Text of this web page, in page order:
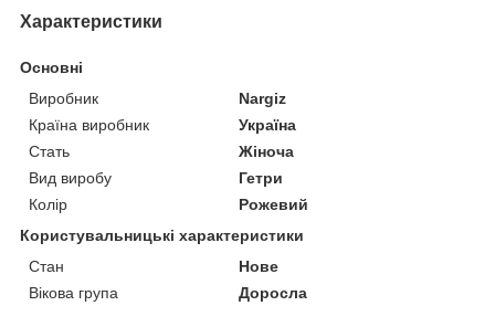
Характеристики
Основні
Виробник
Nargiz
Країна виробник
Україна
Стать
Жіноча
Вид виробу
Гетри
Колір
Рожевий
Користувальницькі характеристики
Стан
Нове
Вікова група
Доросла